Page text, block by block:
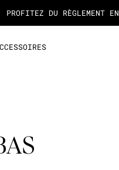
VOUSÀ LA NEWSLETTER ET